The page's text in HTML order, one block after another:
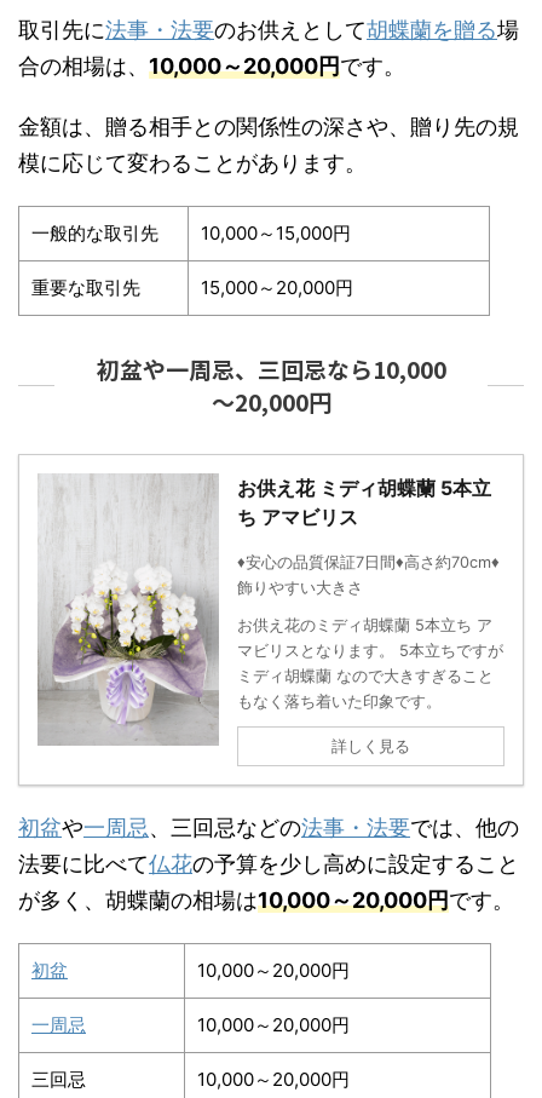
取引先に法事・法要のお供えとして胡蝶蘭を贈る場
合の相場は、 10,000～20,000円です。
金額は、贈る相手との関係性の深さや、贈り先の規
模に応じて変わることがあります。
一般的な取引先 10,000～15,000円
重要な取引先 15,000～20,000円
初盆や一周忌、三回忌なら10,000
～20,000円
お供え花 ミディ胡蝶蘭 5本立
ち アマビリス
♦安心の品質保証7日間♦高さ約70cm♦
飾りやすい大きさ
お供え花のミディ胡蝶蘭 5本立ち ア
マビリスとなります。 5本立ちですが
ミディ胡蝶蘭 なので大きすぎること
もなく落ち着いた印象です。
詳しく見る
初盆や一周忌、三回忌などの法事・法要では、他の
法要に比べて仏花の予算を少し高めに設定すること
が多く、胡蝶蘭の相場は10,000～20,000円です。
初盆 10,000～20,000円
一周忌 10,000～20,000円
三回忌 10,000～20,000円